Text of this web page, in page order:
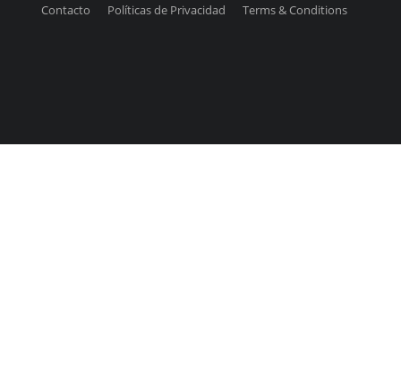
Contacto Políticas de Privacidad Terms & Conditions